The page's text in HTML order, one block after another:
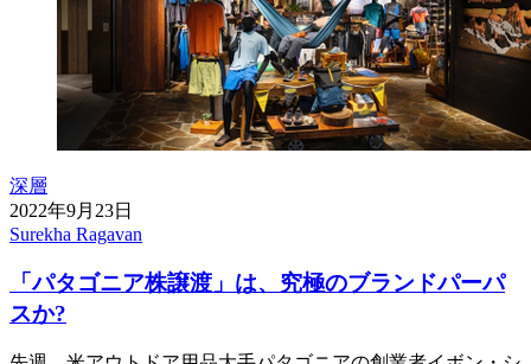
深層
2022年9月23日
Surekha Ragavan
「パタゴニア株譲渡」は、究極のブランドパーパ
スか?